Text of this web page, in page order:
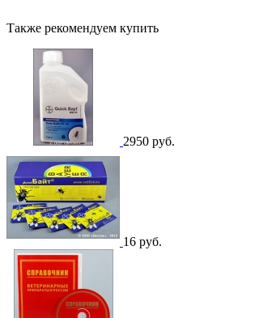
Также рекомендуем купить
2950 руб.
16 руб.